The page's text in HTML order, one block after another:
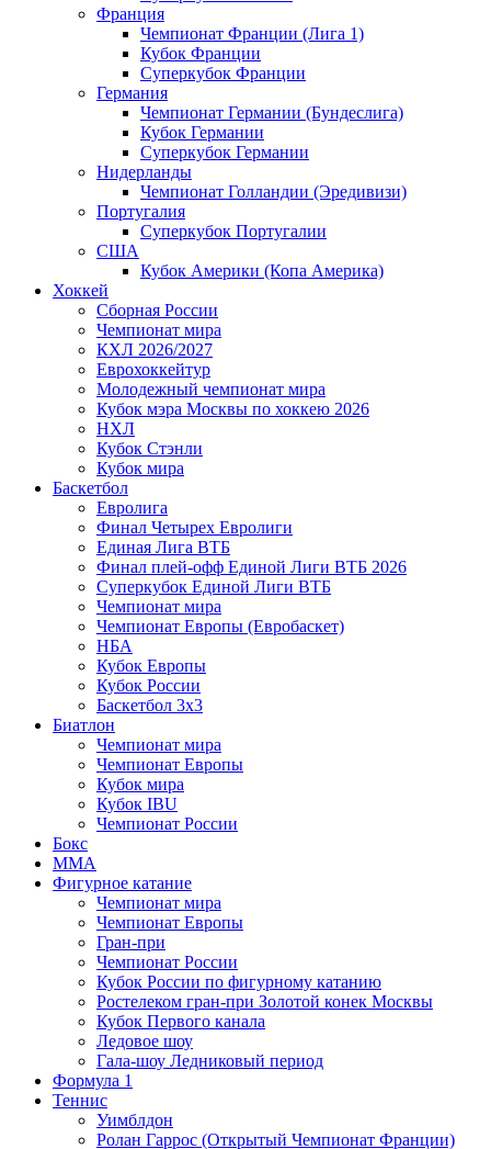
Франция
Чемпионат Франции (Лига 1)
Кубок Франции
Суперкубок Франции
Германия
Чемпионат Германии (Бундеслига)
Кубок Германии
Суперкубок Германии
Нидерланды
Чемпионат Голландии (Эредивизи)
Португалия
Суперкубок Португалии
США
Кубок Америки (Копа Америка)
Хоккей
Сборная России
Чемпионат мира
КХЛ 2026/2027
Еврохоккейтур
Молодежный чемпионат мира
Кубок мэра Москвы по хоккею 2026
НХЛ
Кубок Стэнли
Кубок мира
Баскетбол
Евролига
Финал Четырех Евролиги
Единая Лига ВТБ
Финал плей-офф Единой Лиги ВТБ 2026
Суперкубок Единой Лиги ВТБ
Чемпионат мира
Чемпионат Европы (Евробаскет)
НБА
Кубок Европы
Кубок России
Баскетбол 3х3
Биатлон
Чемпионат мира
Чемпионат Европы
Кубок мира
Кубок IBU
Чемпионат России
Бокс
MMA
Фигурное катание
Чемпионат мира
Чемпионат Европы
Гран-при
Чемпионат России
Кубок России по фигурному катанию
Ростелеком гран-при Золотой конек Москвы
Кубок Первого канала
Ледовое шоу
Гала-шоу Ледниковый период
Формула 1
Теннис
Уимблдон
Ролан Гаррос (Открытый Чемпионат Франции)